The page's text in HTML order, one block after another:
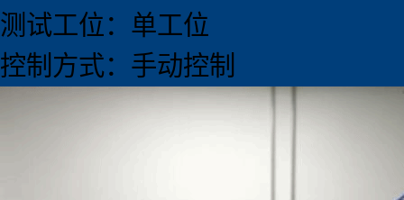
测试工位：单工位
控制方式：手动控制